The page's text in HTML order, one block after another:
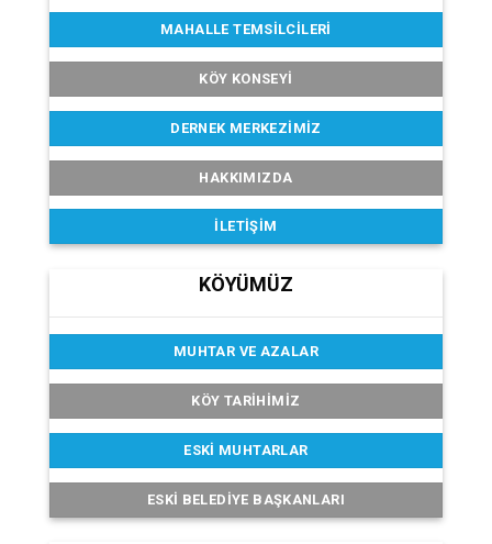
MAHALLE TEMSILCILERI
KÖY KONSEYI
DERNEK MERKEZIMIZ
HAKKIMIZDA
İLETIŞIM
KÖYÜMÜZ
MUHTAR VE AZALAR
KÖY TARIHIMIZ
ESKI MUHTARLAR
ESKI BELEDIYE BAŞKANLARI